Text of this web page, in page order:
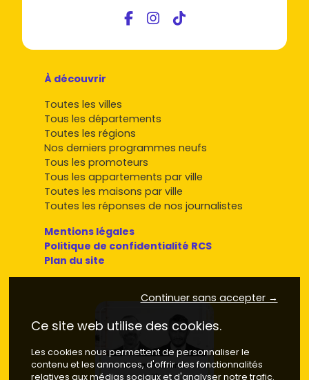
À découvrir
Toutes les villes
Tous les départements
Toutes les régions
Nos derniers programmes neufs
Tous les promoteurs
Tous les appartements par ville
Toutes les maisons par ville
Toutes les réponses de nos journalistes
Mentions légales
Politique de confidentialité RCS
Plan du site
Continuer sans accepter →
Ce site web utilise des cookies.
Les cookies nous permettent de personnaliser le
contenu et les annonces, d'offrir des fonctionnalités
relatives aux médias sociaux et d'analyser notre trafic.